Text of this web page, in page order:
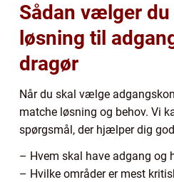
Sådan vælger
løsning til
dragør
Når du skal vælge
matche løsning og behov. Vi
spørgsmål, der hjælper dig
– Hvem skal have adgang og
– Hvilke områder er mest